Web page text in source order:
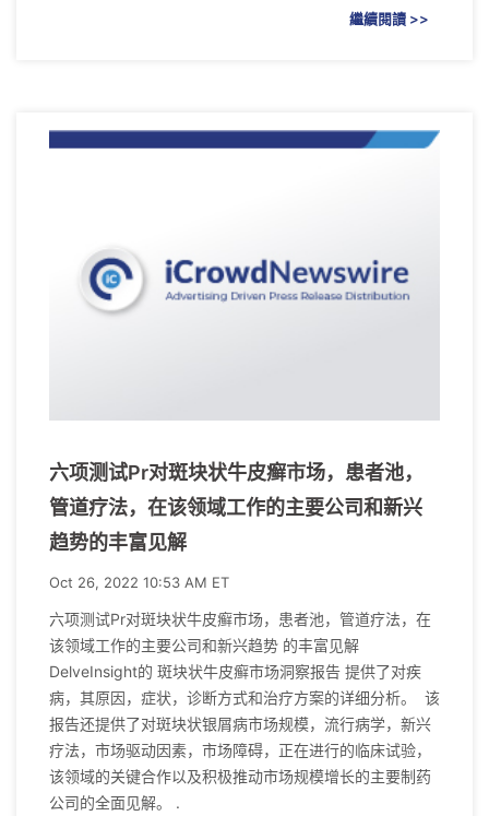
繼續閱讀 >>
六项测试Pr对斑块状牛皮癣市场，患者池，
管道疗法，在该领域工作的主要公司和新兴
趋势的丰富见解
Oct 26, 2022 10:53 AM ET
六项测试Pr对斑块状牛皮癣市场，患者池，管道疗法，在
该领域工作的主要公司和新兴趋势 的丰富见解
DelveInsight的 斑块状牛皮癣市场洞察报告 提供了对疾
病，其原因，症状，诊断方式和治疗方案的详细分析。 该
报告还提供了对斑块状银屑病市场规模，流行病学，新兴
疗法，市场驱动因素，市场障碍，正在进行的临床试验，
该领域的关键合作以及积极推动市场规模增长的主要制药
公司的全面见解。 .